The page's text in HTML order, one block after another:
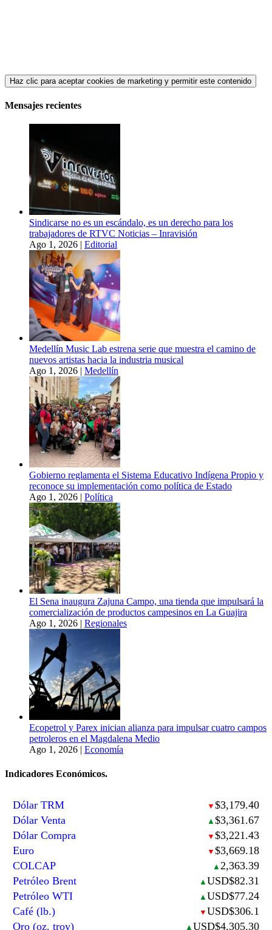
Haz clic para aceptar cookies de marketing y permitir este contenido
Mensajes recientes
Sindicarse no es un escándalo, es un derecho para los
trabajadores de RTVC Noticias – Inravisión
Ago 1, 2026 | Editorial
Medellín Music Lab estrena serie que muestra el camino de
nuevos artistas hacia la industria musical
Ago 1, 2026 | Medellín
Gobierno reglamenta el Sistema Educativo Indígena Propio y
reconoce su implementación como política de Estado
Ago 1, 2026 | Política
El Sena inaugura Zajuna Campo, una tienda que impulsará la
comercialización de productos campesinos en La Guajira
Ago 1, 2026 | Regionales
Ecopetrol y Parex inician alianza para impulsar cuatro campos
petroleros en el Magdalena Medio
Ago 1, 2026 | Economía
Indicadores Económicos.
Dólar TRM ▼ $3,179.40
Dólar Venta
▲ $3,361.67
Dólar Compra
▼ $3,221.43
Euro
▼ $3,669.18
COLCAP
▲ 2,363.39
Petróleo Brent
▲ USD$82.31
Petróleo WTI
▲ USD$77.24
Café (lb.)
▼ USD$306.1
Oro (oz. troy)
▲ USD$4,305.30